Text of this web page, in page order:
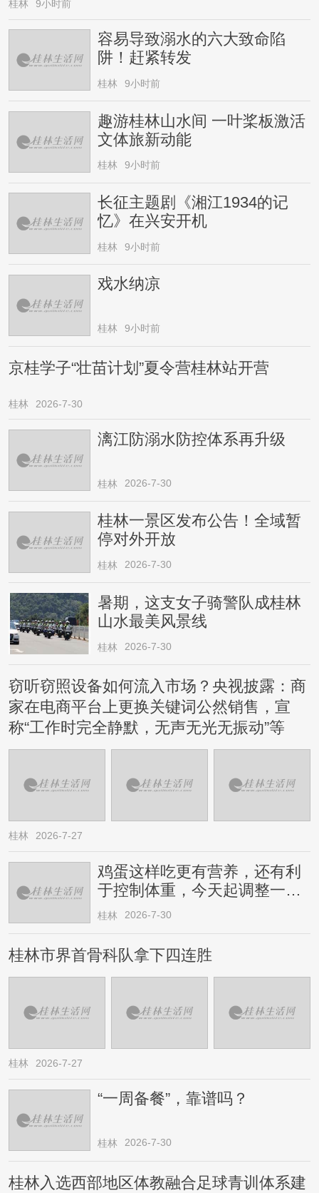
桂林 9小时前
容易导致溺水的六大致命陷
阱！赶紧转发
桂林 9小时前
趣游桂林山水间 一叶桨板激活
文体旅新动能
桂林 9小时前
长征主题剧《湘江1934的记
忆》在兴安开机
桂林 9小时前
戏水纳凉
桂林 9小时前
京桂学子“壮苗计划”夏令营桂林站开营
桂林 2026-7-30
漓江防溺水防控体系再升级
桂林 2026-7-30
桂林一景区发布公告！全域暂
停对外开放
桂林 2026-7-30
暑期，这支女子骑警队成桂林
山水最美风景线
桂林 2026-7-30
窃听窃照设备如何流入市场？央视披露：商
家在电商平台上更换关键词公然销售，宣
称“工作时完全静默，无声无光无振动”等
桂林 2026-7-27
鸡蛋这样吃更有营养，还有利
于控制体重，今天起调整一下
→
桂林 2026-7-30
桂林市界首骨科队拿下四连胜
桂林 2026-7-27
“一周备餐”，靠谱吗？
桂林 2026-7-30
桂林入选西部地区体教融合足球青训体系建